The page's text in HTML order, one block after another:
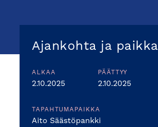
Ajankohta ja paikka
ALKAA
2.10.2025
PÄÄTTYY
2.10.2025
TAPAHTUMAPAIKKA
Aito Säästöpankki